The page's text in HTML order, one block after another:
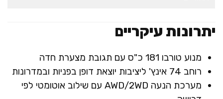
יתרונות עיקריים
מנוע טורבו 181 כ"ס עם תגובת מצערת חדה
רוחב 74 אינץ' ליציבות יוצאת דופן בפניות ובמדרונות
מערכת הנעה AWD/2WD עם שילוב אוטומטי לפי